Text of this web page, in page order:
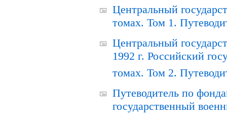
Центральный
томах. Том 1.
Центральный
1992 г. Российский
томах. Том 2.
Путеводитель по
государственный